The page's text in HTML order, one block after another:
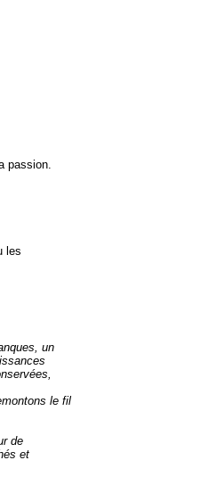
passion.
les
un
le fil
de
et